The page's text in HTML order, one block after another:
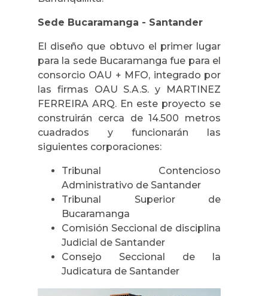
Sede Bucaramanga - Santander
El diseño que obtuvo el primer lugar
para la sede Bucaramanga fue para el
consorcio OAU + MFO, integrado por
las firmas OAU S.A.S. y MARTINEZ
FERREIRA ARQ. En este proyecto se
construirán cerca de 14.500 metros
cuadrados y funcionarán las
siguientes corporaciones:
Tribunal Contencioso
Administrativo de Santander
Tribunal Superior de
Bucaramanga
Comisión Seccional de disciplina
Judicial de Santander
Consejo Seccional de la
Judicatura de Santander